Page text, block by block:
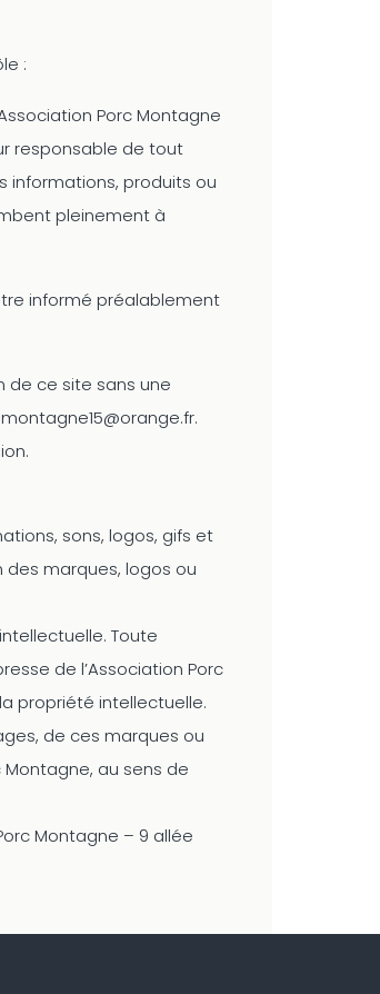
:
Porc Montagne
responsable de tout
informations, produits ou
pleinement à
informé préalablement
de ce site sans une
sons, logos, gifs et
des marques, logos ou
Toute
de l’Association Porc
propriété intellectuelle.
de ces marques ou
au sens de
Montagne – 9 allée